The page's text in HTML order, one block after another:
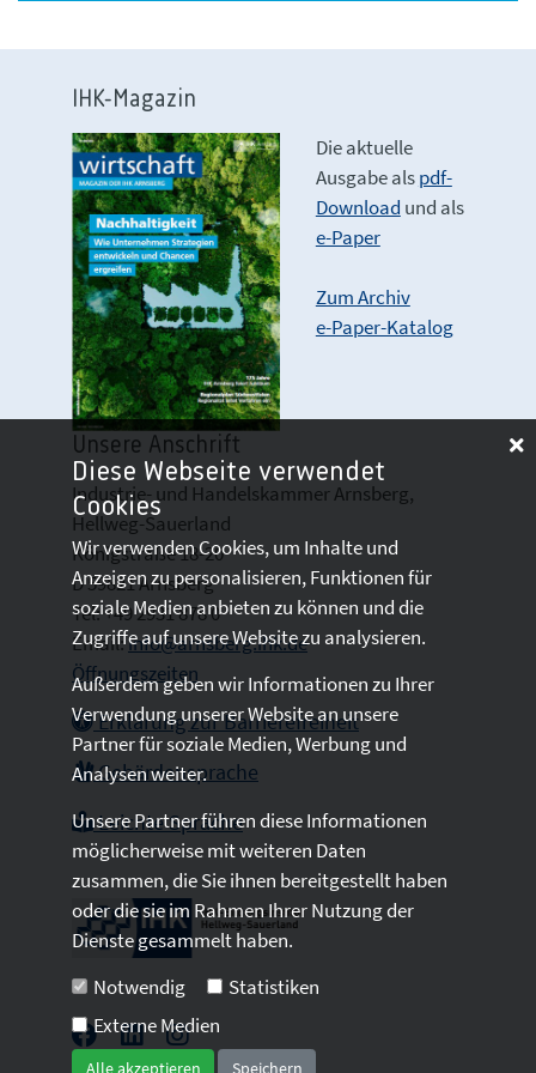
IHK-Magazin
Die aktuelle
Ausgabe alspdf-
Download und als
e-Paper
Zum Archiv
e-Paper-Katalog
Unsere Anschrift
Industrie- und Handelskammer Arnsberg,
Hellweg-Sauerland
Königstraße 18-20
D 59821 Arnsberg
Tel: +49 2931 878 0
Email:info@arnsberg.ihk.de
Öffnungszeiten
Erklärung zur Barrierefreiheit
Gebärdensprache
Leichte Sprache
Diese Webseite verwendet
Cookies
Wir verwenden Cookies, um Inhalte und
Anzeigen zu personalisieren, Funktionen für
soziale Medien anbieten zu können und die
Zugriffe auf unsere Website zu analysieren.
Außerdem geben wir Informationen zu Ihrer
Verwendung unserer Website an unsere
Partner für soziale Medien, Werbung und
Analysen weiter.
Unsere Partner führen diese Informationen
möglicherweise mit weiteren Daten
zusammen, die Sie ihnen bereitgestellt haben
oder die sie im Rahmen Ihrer Nutzung der
Dienste gesammelt haben.
Notwendig
Statistiken
Externe Medien
Alle akzeptieren Speichern